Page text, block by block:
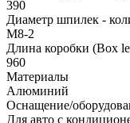
390
Диаметр шпилек -
M8-2
Длина коробки (Box
960
Материалы
Алюминий
Оснащение/
Для авто с